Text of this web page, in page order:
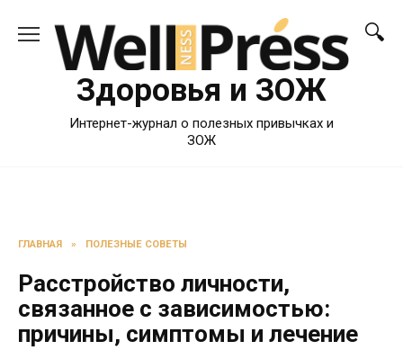
содержанию
Здоровья и ЗОЖ
Интернет-журнал о полезных привычках и
ЗОЖ
ГЛАВНАЯ » ПОЛЕЗНЫЕ СОВЕТЫ
Расстройство личности,
связанное с зависимостью:
причины, симптомы и лечение